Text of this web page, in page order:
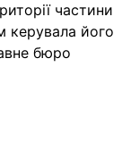
частини
керувала його
бюро